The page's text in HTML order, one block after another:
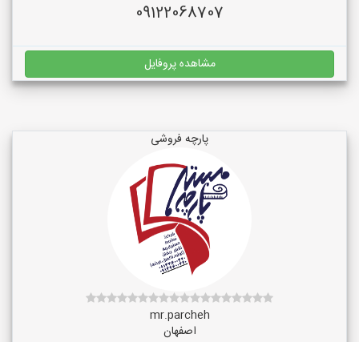
09122068707
مشاهده پروفایل
پارچه فروشی
mr.parcheh
اصفهان